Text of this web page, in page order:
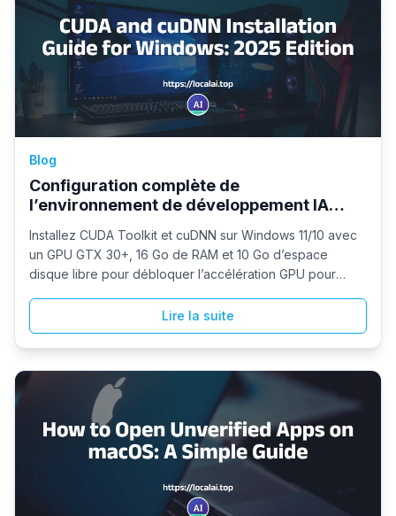
Blog
Configuration complète de
l’environnement de développement IA
Installez CUDA Toolkit et cuDNN sur Windows 11/10 avec
un GPU GTX 30+, 16 Go de RAM et 10 Go d’espace
disque libre pour débloquer l’accélération GPU pour
téléchargement, l’installation express et les gains de
performance pour les charges de travail image, vidéo et
ML.
Lire la suite